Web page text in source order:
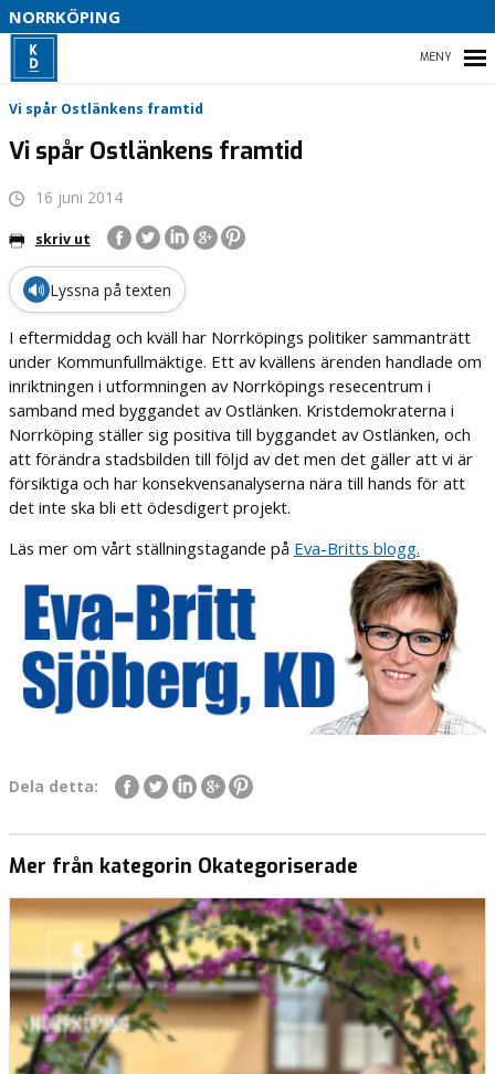
NORRKÖPING
HEM
VÅRT PARTI
Vi spår Ostlänkens framtid
Vi spår Ostlänkens framtid
16 juni 2014
skriv ut
🔊 Lyssna på texten
I eftermiddag och kväll har Norrköpings politiker sammanträtt
under Kommunfullmäktige. Ett av kvällens ärenden handlade om
inriktningen i utformningen av Norrköpings resecentrum i
samband med byggandet av Ostlänken. Kristdemokraterna i
Norrköping ställer sig positiva till byggandet av Ostlänken, och
att förändra stadsbilden till följd av det men det gäller att vi är
försiktiga och har konsekvensanalyserna nära till hands för att
det inte ska bli ett ödesdigert projekt.
Läs mer om vårt ställningstagande på Eva-Britts blogg.
Dela detta:
Mer från kategorin Okategoriserade